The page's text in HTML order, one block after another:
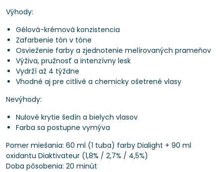
Výhody:
Gélová-krémová konzistencia
Zafarbenie tón v tóne
Osvieženie farby a zjednotenie melírovaných prameňov
Výživa, pružnosť a intenzívny lesk
Vydrží až 4 týždne
Vhodné aj pre citlivé a chemicky ošetrené vlasy
Nevýhody:
Nulové krytie šedín a bielych vlasov
Farba sa postupne vymýva
Pomer miešania: 60 ml (1 tuba) farby Dialight + 90 ml
oxidantu Diaktivateur (1,8% / 2,7% / 4,5%)
Doba pôsobenia: 20 minút